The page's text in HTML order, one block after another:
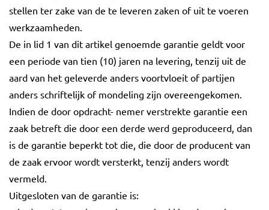
stellen ter zake van de te leveren zaken of uit te voeren
werkzaamheden.
De in lid 1 van dit artikel genoemde garantie geldt voor
een periode van tien (10) jaren na levering, tenzij uit de
aard van het geleverde anders voortvloeit of partijen
anders schriftelijk of mondeling zijn overeengekomen.
Indien de door opdracht- nemer verstrekte garantie een
zaak betreft die door een derde werd geproduceerd, dan
is de garantie beperkt tot die, die door de producent van
de zaak ervoor wordt versterkt, tenzij anders wordt
vermeld.
Uitgesloten van de garantie is: